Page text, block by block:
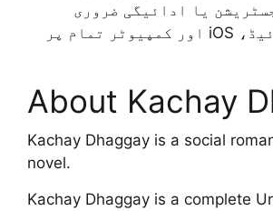
یا ادائیگی ضروری
نہیں۔ اینڈرائیڈ، iOS اور کمپیوٹر تمام پر
About Kachay
Kachay Dhaggay is a social
novel.
Kachay Dhaggay is a complete